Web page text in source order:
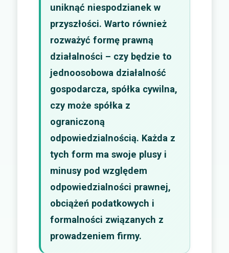
uniknąć niespodzianek w
przyszłości. Warto również
rozważyć formę prawną
działalności – czy będzie to
jednoosobowa działalność
gospodarcza, spółka cywilna,
czy może spółka z
ograniczoną
odpowiedzialnością. Każda z
tych form ma swoje plusy i
minusy pod względem
odpowiedzialności prawnej,
obciążeń podatkowych i
formalności związanych z
prowadzeniem firmy.